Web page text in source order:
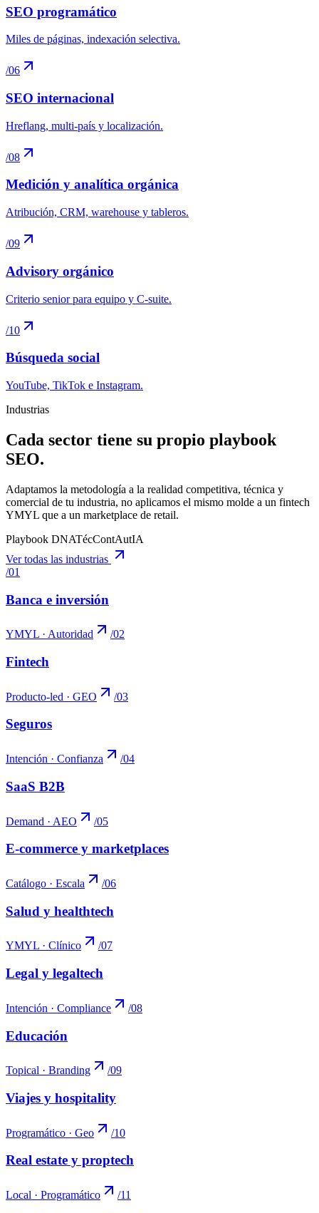
SEO programático
Miles de páginas, indexación selectiva.
/06
SEO internacional
Hreflang, multi-país y localización.
/08
Medición y analítica orgánica
Atribución, CRM, warehouse y tableros.
/09
Advisory orgánico
Criterio senior para equipo y C-suite.
/10
Búsqueda social
YouTube, TikTok e Instagram.
Industrias
Cada sector tiene su propio playbook
SEO.
Adaptamos la metodología a la realidad competitiva, técnica y
comercial de tu industria, no aplicamos el mismo molde a un fintech
YMYL que a un marketplace de retail.
Playbook DNATécContAutIA
Ver todas las industrias
/01
Banca e inversión
YMYL · Autoridad /02
Fintech
Producto-led · GEO /03
Seguros
Intención · Confianza /04
SaaS B2B
Demand · AEO /05
E-commerce y marketplaces
Catálogo · Escala /06
Salud y healthtech
YMYL · Clínico /07
Legal y legaltech
Intención · Compliance /08
Educación
Topical · Branding /09
Viajes y hospitality
Programático · Geo /10
Real estate y proptech
Local · Programático /11